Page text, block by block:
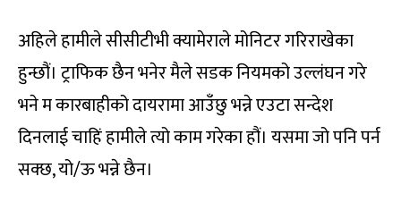
अहिले हामीले सीसीटीभी क्यामेराले मोनिटर गरिराखेका
हुन्छौं। ट्राफिक छैन भनेर मैले सडक नियमको उल्लंघन गरे
भने म कारबाहीको दायरामा आउँछु भन्ने एउटा सन्देश
दिनलाई चाहिं हामीले त्यो काम गरेका हौं। यसमा जो पनि पर्न
सक्छ, यो/ऊ भन्ने छैन।